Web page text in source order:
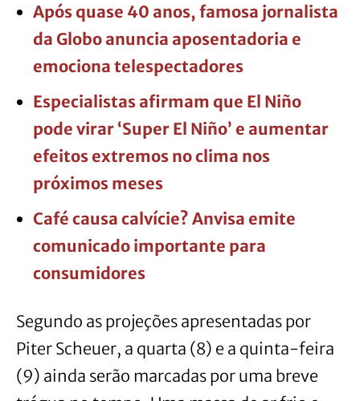
Após quase 40 anos, famosa jornalista
da Globo anuncia aposentadoria e
emociona telespectadores
Especialistas afirmam que El Niño
pode virar ‘Super El Niño’ e aumentar
efeitos extremos no clima nos
próximos meses
Café causa calvície? Anvisa emite
comunicado importante para
consumidores
Segundo as projeções apresentadas por
Piter Scheuer, a quarta (8) e a quinta-feira
(9) ainda serão marcadas por uma breve